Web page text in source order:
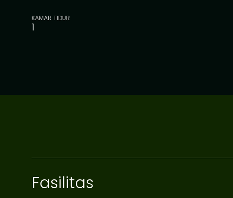
KAMAR TIDUR
1
Fasilitas